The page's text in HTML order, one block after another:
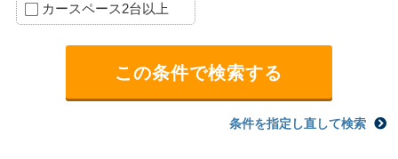
カースペース2台以上
条件を指定し直して検索